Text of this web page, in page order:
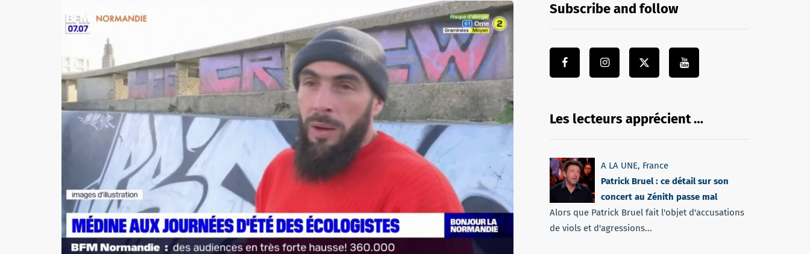
Subscribe and follow
Les lecteurs apprécient …
A LA UNE, France
Patrick Bruel : ce détail sur son
concert au Zénith passe mal
Alors que Patrick Bruel fait l'objet d'accusations
de viols et d'agressions...